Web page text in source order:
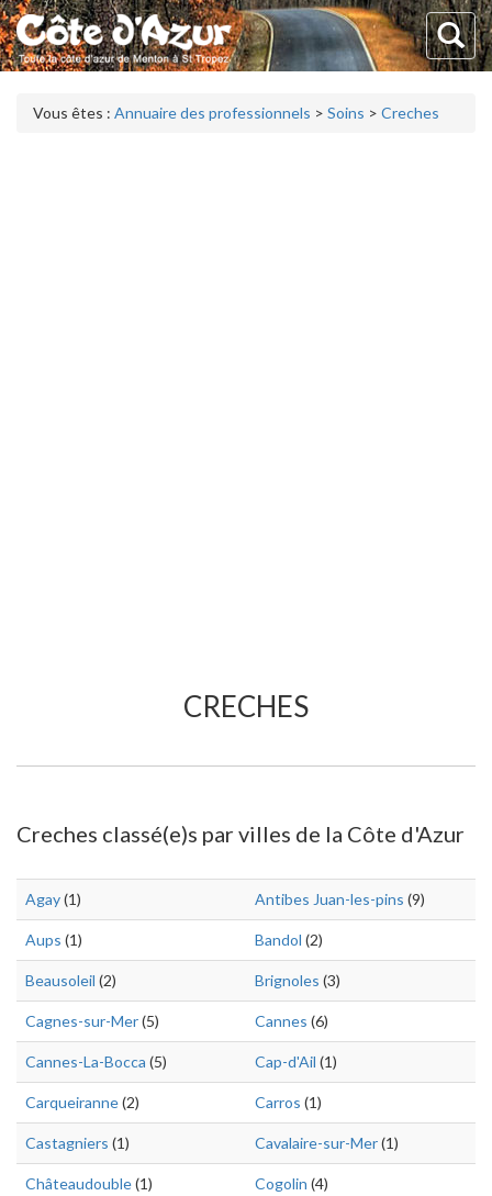
Vous êtes : Annuaire des professionnels > Soins > Creches
CRECHES
Creches classé(e)s par villes de la Côte d'Azur
Agay(1) Antibes Juan-les-pins (9)
Aups (1) Bandol (2)
Beausoleil (2) Brignoles (3)
Cagnes-sur-Mer(5) Cannes (6)
Cannes-La-Bocca (5) Cap-d'Ail (1)
Carqueiranne(2) Carros (1)
Castagniers (1) Cavalaire-sur-Mer(1)
Châteaudouble(1) Cogolin (4)